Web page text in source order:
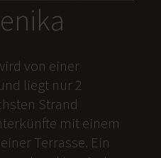
von einer
liegt nur 2
Strand
mit einem
Terrasse. Ein